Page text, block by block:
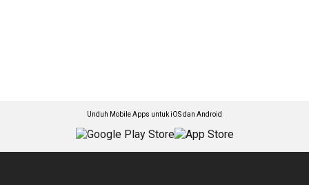
Unduh Mobile Apps untuk iOS dan Android